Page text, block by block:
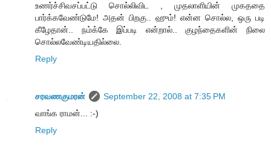
உணர்ச்சிவசப்பட்டு சொல்லிவிட , முதலாளியின் முகததை
பார்க்கவேண்டுமே! அதன் பிறகு.. ஹும்! என்ன சொல்ல, ஒரு படி
கீழேதான்.. நம்க்கே இப்படி என்றால்.. குழந்தைகளின் நிலை
சொல்லவேண்டியதில்லை.
Reply
சரவணகுமரன்
September 22, 2008 at 7:35 PM
வாங்க ராமன்... :-)
Reply